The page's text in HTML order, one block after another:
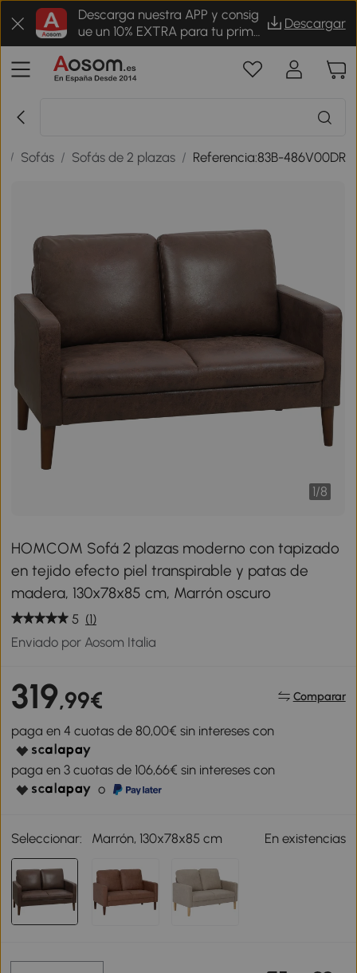
Descarga nuestra APP y consig
ue un 10% EXTRA para tu prime
r pedido
Descargar
/ Sofás / Sofás de 2 plazas / Referencia:83B-486V00DR
1/8
HOMCOM Sofá 2 plazas moderno con tapizado
en tejido efecto piel transpirable y patas de
madera, 130x78x85 cm, Marrón oscuro
5 (1)
Enviado por Aosom Italia
319,99€ Comparar
paga en 4 cuotas de 80,00€ sin intereses con
paga en 3 cuotas de 106,66€ sin intereses con
o
Seleccionar: Marrón, 130x78x85 cm En existencias